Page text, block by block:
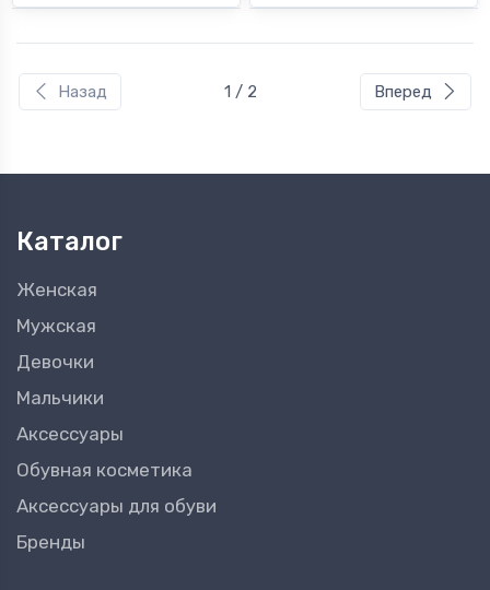
Назад 1 / 2 Вперед
Каталог
Женская
Мужская
Девочки
Мальчики
Аксессуары
Обувная косметика
Аксессуары для обуви
Бренды